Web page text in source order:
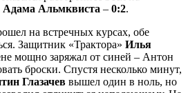
Адама Альмквиста – 0:2.
на встречных курсах, обе
Защитник «Трактора» Илья
мощно заряжал от синей – Антон
броски. Спустя несколько минут,
Глазачев вышел один в ноль, но